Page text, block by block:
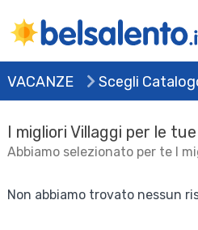
VACANZE Scegli
I migliori Villaggi per le
Abbiamo selezionato per te I
Non abbiamo trovato nessun